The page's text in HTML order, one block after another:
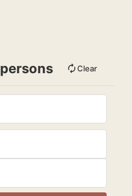
Clear